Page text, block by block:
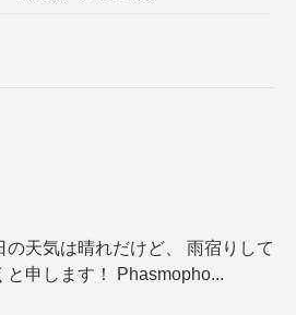
の天気は晴れだけど、 雨宿りして
と申します！ Phasmopho...